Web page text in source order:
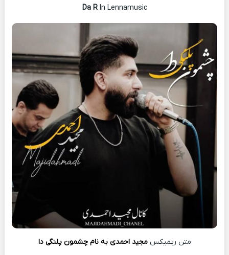
Da RIn Lennamusic
متن ریمیکسمجید احمدی به نام چشمون پلنگی دا